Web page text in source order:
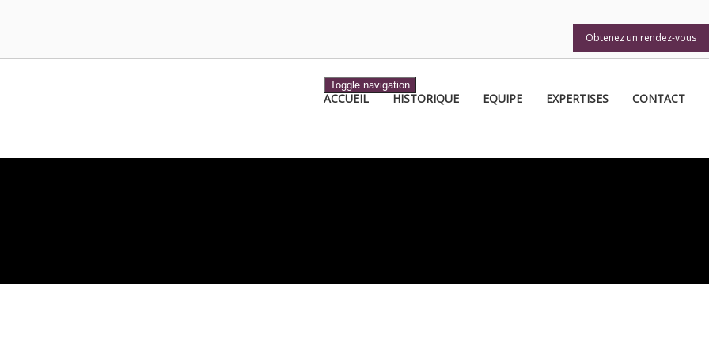
Obtenez un rendez-vous
Obtenez un rendez-vous
Toggle navigation
ACCUEIL HISTORIQUE EQUIPE EXPERTISES CONTACT